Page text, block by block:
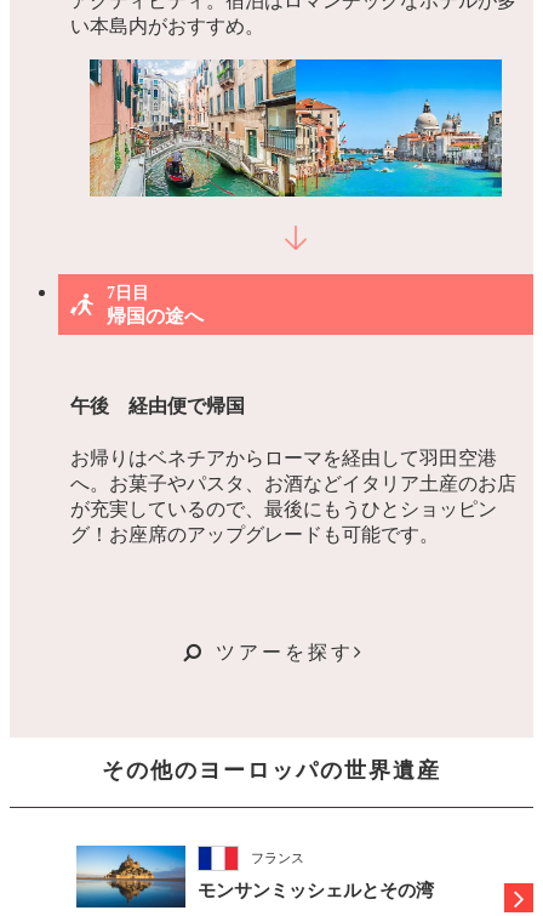
い本島内がおすすめ。
7日目
帰国の途へ
午後 経由便で帰国
お帰りはベネチアからローマを経由して羽田空港
へ。お菓子やパスタ、お酒などイタリア土産のお店
が充実しているので、最後にもうひとショッピン
グ！お座席のアップグレードも可能です。
ツアーを探す
その他の ヨーロッパの世界遺産
フランス
モンサンミッシェルとその湾